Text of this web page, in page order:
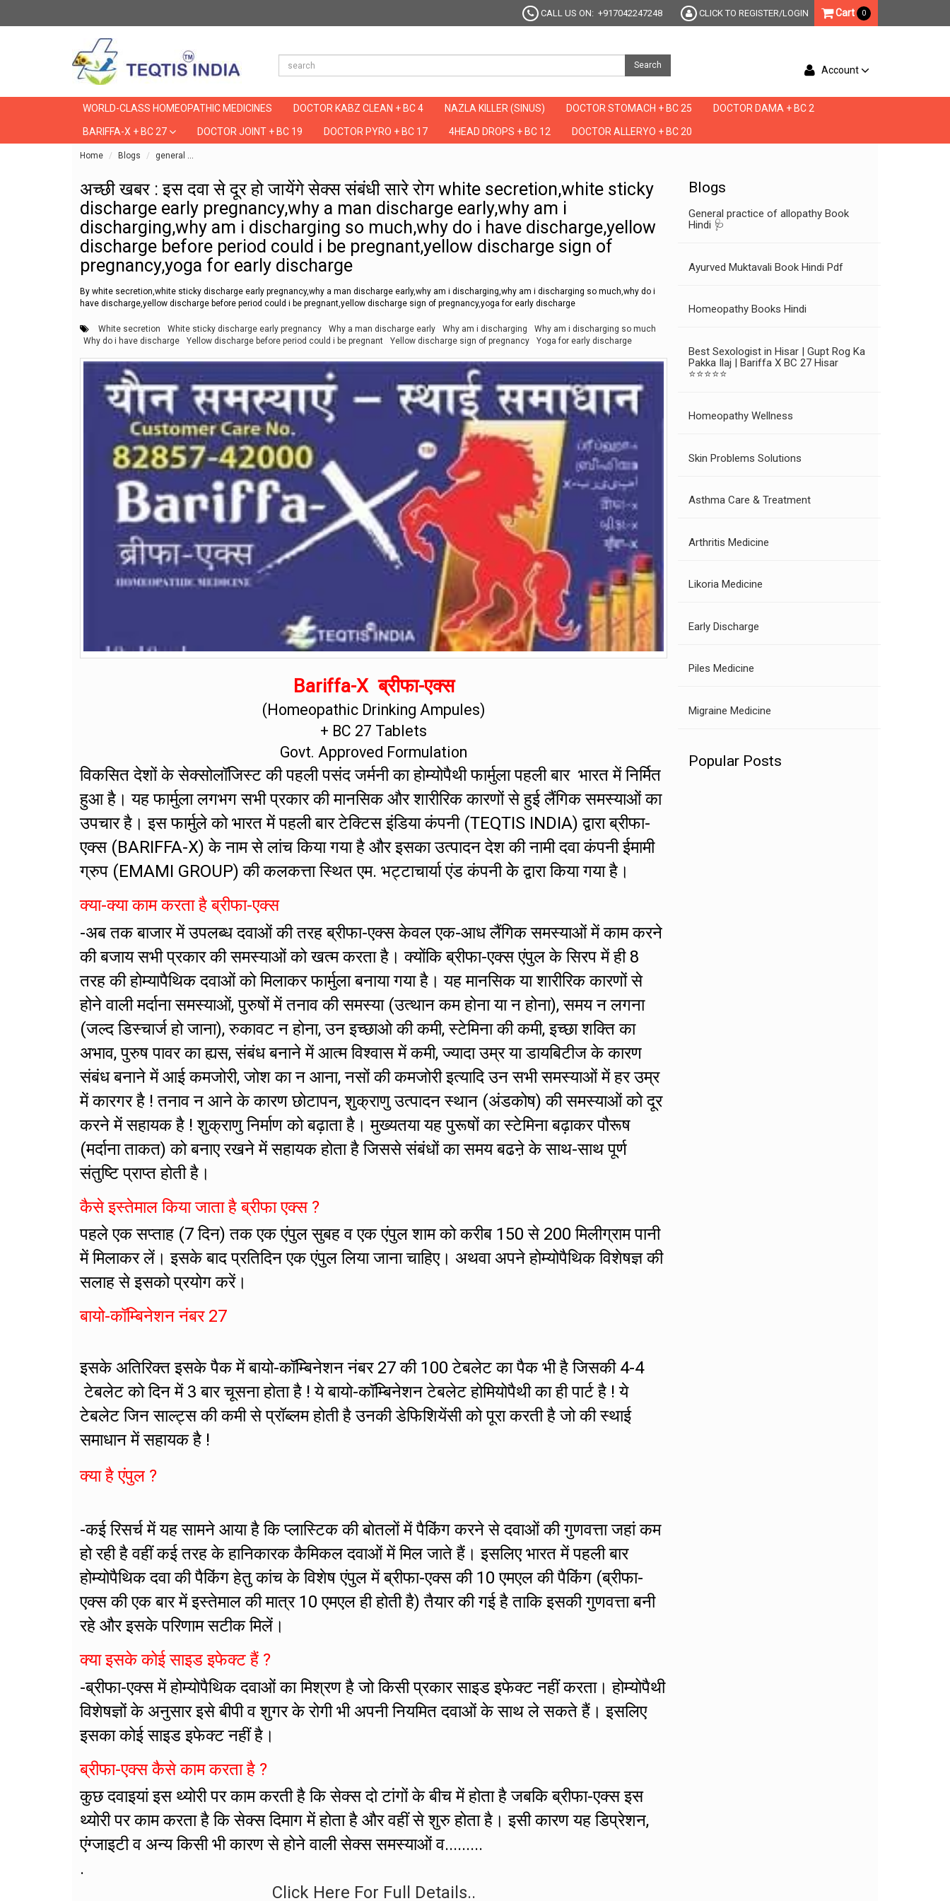
CALL US ON: +917042247248 CLICK TO REGISTER/LOGIN Cart 0
Search Account
WORLD-CLASS HOMEOPATHIC MEDICINES DOCTOR KABZ CLEAN + BC 4 NAZLA KILLER (SINUS) DOCTOR STOMACH + BC 25 DOCTOR DAMA + BC 2
BARIFFA-X + BC 27 DOCTOR JOINT + BC 19 DOCTOR PYRO + BC 17 4HEAD DROPS + BC 12 DOCTOR ALLERYO + BC 20
Home Blogs general
अच्छी खबर : इस दवा से दूर हो जायेंगे सेक्स संबंधी सारे रोग white secretion,white sticky
discharge early pregnancy,why a man discharge early,why am i
discharging,why am i discharging so much,why do i have discharge,yellow
discharge before period could i be pregnant,yellow discharge sign of
pregnancy,yoga for early discharge
By white secretion,white sticky discharge early pregnancy,why a man discharge early,why am i discharging,why am i discharging so much,why do i
have discharge,yellow discharge before period could i be pregnant,yellow discharge sign of pregnancy,yoga for early discharge
White secretion White sticky discharge early pregnancy Why a man discharge early Why am i discharging
Why am i discharging so much
Why do i have discharge
Yellow discharge before period could i be pregnant Yellow discharge sign of pregnancy Yoga for early discharge
Bariffa-X ब्रीफा-एक्स
(Homeopathic Drinking Ampules)
+ BC 27 Tablets
Govt. Approved Formulation
विकसित देशों के सेक्सोलॉजिस्ट की पहली पसंद जर्मनी का होम्योपैथी फार्मुला पहली बार भारत में निर्मित
हुआ है। यह फार्मुला लगभग सभी प्रकार की मानसिक और शारीरिक कारणों से हुई लैंगिक समस्याओं का
उपचार है। इस फार्मुले को भारत में पहली बार टेक्टिस इंडिया कंपनी (TEQTIS INDIA) द्वारा ब्रीफा-
एक्स (BARIFFA-X) के नाम से लांच किया गया है और इसका उत्पादन देश की नामी दवा कंपनी ईमामी
ग्रुप (EMAMI GROUP) की कलकत्ता स्थित एम. भट्टाचार्या एंड कंपनी केे द्वारा किया गया है।
क्या-क्या काम करता है ब्रीफा-एक्स
-अब तक बाजार में उपलब्ध दवाओं की तरह ब्रीफा-एक्स केवल एक-आध लैंगिक समस्याओं में काम करने
की बजाय सभी प्रकार की समस्याओं को खत्म करता है। क्योंकि ब्रीफा-एक्स एंपुल के सिरप में ही 8
तरह की होम्यापैथिक दवाओं को मिलाकर फार्मुला बनाया गया है। यह मानसिक या शारीरिक कारणों से
होने वाली मर्दाना समस्याओं, पुरुषों में तनाव की समस्या (उत्थान कम होना या न होना), समय न लगना
(जल्द डिस्चार्ज हो जाना), रुकावट न होना, उन इच्छाओ की कमी, स्टेमिना की कमी, इच्छा शक्ति का
अभाव, पुरुष पावर का ह्यस, संबंध बनाने में आत्म विश्वास में कमी, ज्यादा उम्र या डायबिटीज के कारण
संबंध बनाने में आई कमजोरी, जोश का न आना, नसों की कमजोरी इत्यादि उन सभी समस्याओं में हर उम्र
में कारगर है ! तनाव न आने के कारण छोटापन, शुक्राणु उत्पादन स्थान (अंडकोष) की समस्याओं को दूर
करने में सहायक है ! शुक्राणु निर्माण को बढ़ाता है। मुख्यतया यह पुरूषों का स्टेमिना बढ़ाकर पौरूष
(मर्दाना ताकत) को बनाए रखने में सहायक होता है जिससे संबंधों का समय बढऩे के साथ-साथ पूर्ण
संतुष्टि प्राप्त होती है।
कैसे इस्तेमाल किया जाता है ब्रीफा एक्स ?
पहले एक सप्ताह (7 दिन) तक एक एंपुल सुबह व एक एंपुल शाम को करीब 150 से 200 मिलीग्राम पानी
में मिलाकर लें। इसके बाद प्रतिदिन एक एंपुल लिया जाना चाहिए। अथवा अपने होम्योपैथिक विशेषज्ञ की
सलाह से इसको प्रयोग करें।
बायो-कॉम्बिनेशन नंबर 27
इसके अतिरिक्त इसके पैक में बायो-कॉम्बिनेशन नंबर 27 की 100 टेबलेट का पैक भी है जिसकी 4-4
टेबलेट को दिन में 3 बार चूसना होता है ! ये बायो-कॉम्बिनेशन टेबलेट होमियोपैथी का ही पार्ट है ! ये
टेबलेट जिन साल्ट्स की कमी से प्रॉब्लम होती है उनकी डेफिशियेंसी को पूरा करती है जो की स्थाई
समाधान में सहायक है !
क्या है एंपुल ?
-कई रिसर्च में यह सामने आया है कि प्लास्टिक की बोतलों में पैकिंग करने से दवाओं की गुणवत्ता जहां कम
हो रही है वहीं कई तरह के हानिकारक कैमिकल दवाओं में मिल जाते हैं। इसलिए भारत में पहली बार
होम्योपैथिक दवा की पैकिंग हेतु कांच के विशेष एंपुल में ब्रीफा-एक्स की 10 एमएल की पैकिंग (ब्रीफा-
एक्स की एक बार में इस्तेमाल की मात्र 10 एमएल ही होती है) तैयार की गई है ताकि इसकी गुणवत्ता बनी
रहे और इसके परिणाम सटीक मिलें।
क्या इसके कोई साइड इफेक्ट हैं ?
-ब्रीफा-एक्स में होम्योपैथिक दवाओं का मिश्रण है जो किसी प्रकार साइड इफेक्ट नहीं करता। होम्योपैथी
विशेषज्ञों के अनुसार इसे बीपी व शुगर के रोगी भी अपनी नियमित दवाओं के साथ ले सकते हैं। इसलिए
इसका कोई साइड इफेक्ट नहीं है।
ब्रीफा-एक्स कैसे काम करता है ?
कुछ दवाइयां इस थ्योरी पर काम करती है कि सेक्स दो टांगों के बीच में होता है जबकि ब्रीफा-एक्स इस
थ्योरी पर काम करता है कि सेक्स दिमाग में होता है और वहीं से शुरु होता है। इसी कारण यह डिप्रेशन,
एंग्जाइटी व अन्य किसी भी कारण से होने वाली सेक्स समस्याओं व.........
.
Click Here For Full Details..
Blogs
General practice of allopathy Book
Hindi 🩺
Ayurved Muktavali Book Hindi Pdf
Homeopathy Books Hindi
Best Sexologist in Hisar | Gupt Rog Ka
Pakka Ilaj | Bariffa X BC 27 Hisar
⭐⭐⭐⭐⭐
Homeopathy Wellness
Skin Problems Solutions
Asthma Care & Treatment
Arthritis Medicine
Likoria Medicine
Early Discharge
Piles Medicine
Migraine Medicine
Popular Posts